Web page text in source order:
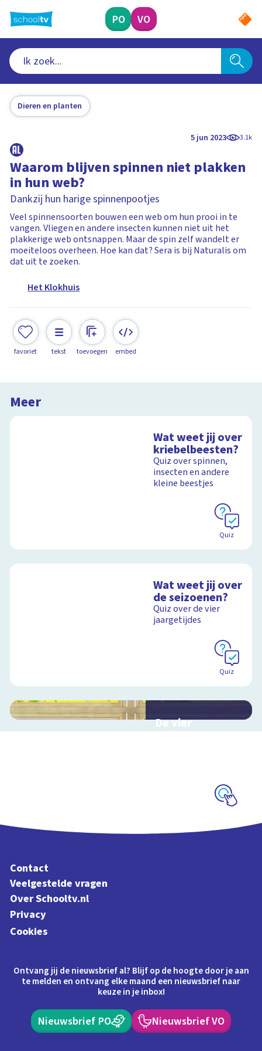
naar
hoofdinhoud
PO VO
Dieren en planten
5 jun 2023 3.1k
Waarom blijven spinnen niet plakken
in hun web?
Dankzij hun harige spinnenpootjes
Veel spinnensoorten bouwen een web om hun prooi in te
vangen. Vliegen en andere insecten kunnen niet uit het
plakkerige web ontsnappen. Maar de spin zelf wandelt er
moeiteloos overheen. Hoe kan dat? Sera is bij Naturalis om
dat uit te zoeken.
Het Klokhuis
favoriet tekst toevoegen embed
Meer
Wat weet jij over
kriebelbeesten?
Quiz over spinnen,
insecten en andere
kleine beestjes
Quiz
Wat weet jij over
de seizoenen?
Quiz over de vier
jaargetijdes
Quiz
De vier
seizoenen
Contact
Veelgestelde vragen
Over Schooltv.nl
Privacy
Cookies
Ontvang jij de nieuwsbrief al? Blijf op de hoogte door je aan
te melden en ontvang elke maand een nieuwsbrief naar
keuze in je inbox!
Nieuwsbrief PO Nieuwsbrief VO